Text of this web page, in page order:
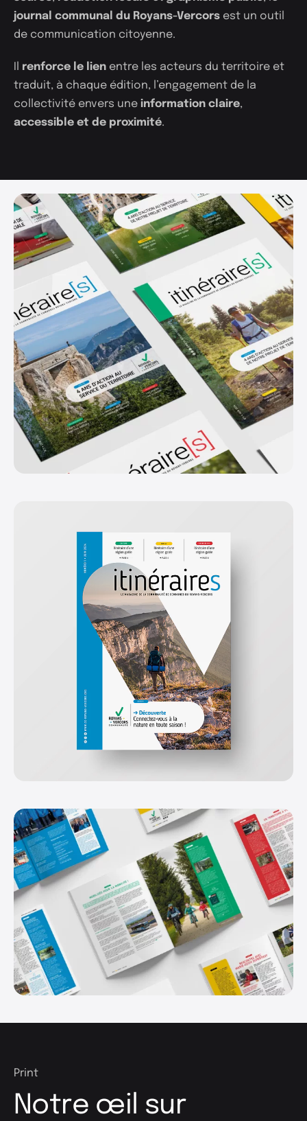
journal communal du Royans-Vercorsest un outil
de communication citoyenne.
renforce le lienentre les acteurs du territoire et
traduit, à chaque édition, l’engagement de la
collectivité envers une information claire,
accessible et de proximité.
Print
Notre œil sur
Projets
Expertises
Studio
Contact
info@oeil-neuf.com
Instagram
Facebook